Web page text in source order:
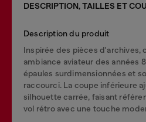
DESCRIPTION, TAILLES ET
Description du produit
Inspirée des pièces d'archives,
ambiance aviateur des années
épaules surdimensionnées et
raccourci. La coupe inférieure
silhouette carrée, faisant
vol rétro avec une touche